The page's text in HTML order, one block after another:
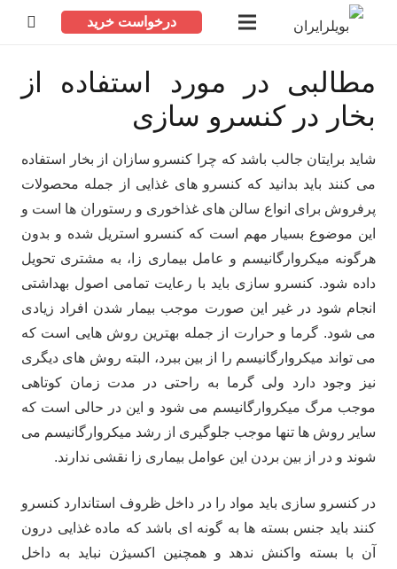
درخواست خرید
مطالبی در مورد استفاده از
بخار در کنسرو سازی
شاید برایتان جالب باشد که چرا کنسرو سازان از بخار استفاده
می کنند باید بدانید که کنسرو های غذایی از جمله محصولات
پرفروش برای انواع سالن های غذاخوری و رستوران ها است و
این موضوع بسیار مهم است که کنسرو استریل شده و بدون
هرگونه میکروارگانیسم و عامل بیماری زا، به مشتری تحویل
داده شود. کنسرو سازی باید با رعایت تمامی اصول بهداشتی
انجام شود در غیر این صورت موجب بیمار شدن افراد زیادی
می شود. گرما و حرارت از جمله بهترین روش هایی است که
می تواند میکروارگانیسم را از بین ببرد، البته روش های دیگری
نیز وجود دارد ولی گرما به راحتی در مدت زمان کوتاهی
موجب مرگ میکروارگانیسم می شود و این در حالی است که
سایر روش ها تنها موجب جلوگیری از رشد میکروارگانیسم می
شوند و در از بین بردن این عوامل بیماری زا نقشی ندارند.
در کنسرو سازی باید مواد را در داخل ظروف استاندارد کنسرو
کنند باید جنس بسته ها به گونه ای باشد که ماده غذایی درون
آن با بسته واکنش ندهد و همچنین اکسیژن نباید به داخل